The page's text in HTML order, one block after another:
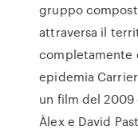
gruppo
attraversa il
completamente
epidemia
un film del
Àlex e David